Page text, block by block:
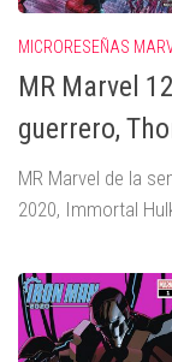
MICRORESEÑAS
MR Marvel
guerrero,
MR Marvel de la
2020, Immortal